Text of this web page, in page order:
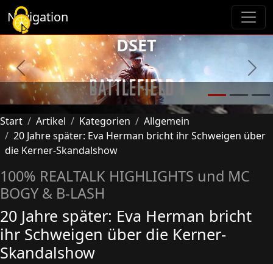
Navigation
Previous Next
DSET
Start Artikel Kategorien
Allgemein
20 Jahre später: Eva Herman bricht ihr Schweigen über
die Kerner-Skandalshow
100% REALTALK HIGHLIGHTS und MC
BOGY & B-LASH
20 Jahre später: Eva Herman bricht
ihr Schweigen über die Kerner-
Skandalshow
Cookie-Einstellungen